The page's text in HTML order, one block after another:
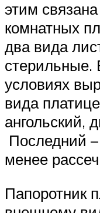
этим
комнатных
два вида
стерильные.
условиях
вида
ангольский,
Последний
менее
Папоротник